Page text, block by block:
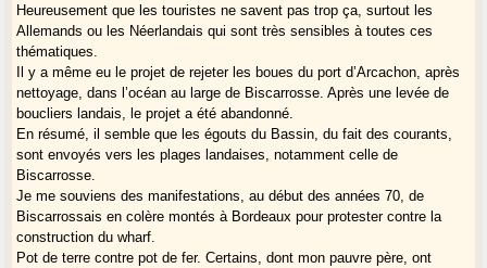
Heureusement que les touristes ne savent pas trop ça, surtout les
Allemands ou les Néerlandais qui sont très sensibles à toutes ces
thématiques.
Il y a même eu le projet de rejeter les boues du port d’Arcachon, après
nettoyage, dans l’océan au large de Biscarrosse. Après une levée de
boucliers landais, le projet a été abandonné.
En résumé, il semble que les égouts du Bassin, du fait des courants,
sont envoyés vers les plages landaises, notamment celle de
Biscarrosse.
Je me souviens des manifestations, au début des années 70, de
Biscarrossais en colère montés à Bordeaux pour protester contre la
construction du wharf.
Pot de terre contre pot de fer. Certains, dont mon pauvre père, ont